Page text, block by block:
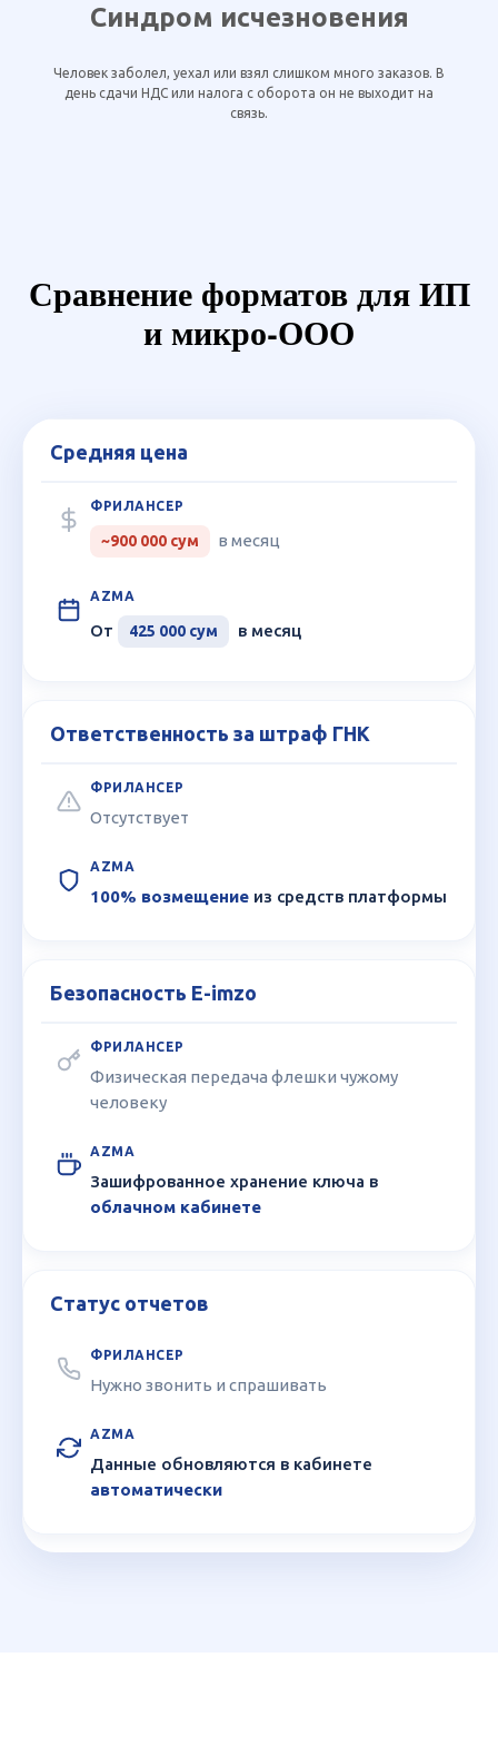
Синдром исчезновения
Человек заболел, уехал или взял слишком много заказов. В
день сдачи НДС или налога с оборота он не выходит на
связь.
Сравнение форматов для ИП
и микро-ООО
Критерий
Бухгалтер–
фрилансер
Платформа
Azma
Средняя цена
~900 000 сум в месяц
От 425 000 сум в месяц
Ответственность за штраф ГНК
Отсутствует
100% возмещение из средств платформы
Безопасность E-imzo
Физическая передача флешки чужому
человеку
Зашифрованное хранение ключа в
облачном кабинете
Статус отчетов
Нужно звонить и спрашивать
Данные обновляются в кабинете
автоматически